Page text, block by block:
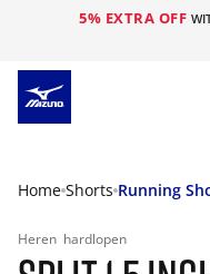
5% EXTRA OFF
Home Shorts Running
Heren hardlopen